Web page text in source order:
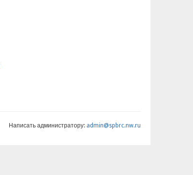
Написать администратору: admin@spbrc.nw.ru